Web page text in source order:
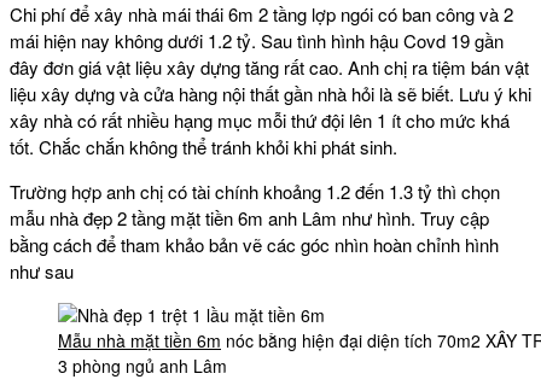
Chi phí để xây nhà mái thái 6m 2 tầng lợp ngói có ban công và 2
mái hiện nay không dưới 1.2 tỷ. Sau tình hình hậu Covd 19 gần
đây đơn giá vật liệu xây dựng tăng rất cao. Anh chị ra tiệm bán vật
liệu xây dựng và cửa hàng nội thất gần nhà hỏi là sẽ biết. Lưu ý khi
xây nhà có rất nhiều hạng mục mỗi thứ đội lên 1 ít cho mức khá
tốt. Chắc chắn không thể tránh khỏi khi phát sinh.
Trường hợp anh chị có tài chính khoảng 1.2 đến 1.3 tỷ thì chọn
mẫu nhà đẹp 2 tầng mặt tiền 6m anh Lâm như hình. Truy cập
bằng cách để tham khảo bản vẽ các góc nhìn hoàn chỉnh hình
như sau
Mẫu nhà mặt tiền 6m nóc bằng hiện đại diện tích 70m2 XÂY
3 phòng ngủ anh Lâm